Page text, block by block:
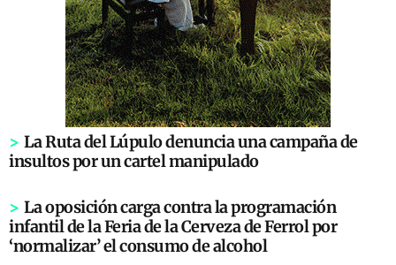
> La Ruta del Lúpulo denuncia una campaña de
insultos por un cartel manipulado
> La oposición carga contra la programación
infantil de la Feria de la Cerveza de Ferrol por
‘normalizar’ el consumo de alcohol